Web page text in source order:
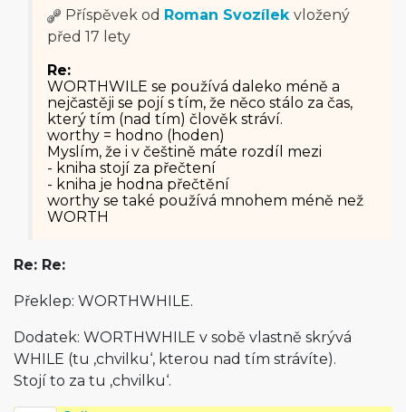
Příspěvek od Roman Svozílek vložený
před 17 lety
Re:
WORTHWILE se používá daleko méně a
nejčastěji se pojí s tím, že něco stálo za čas,
který tím (nad tím) člověk stráví.
worthy = hodno (hoden)
Myslím, že i v češtině máte rozdíl mezi
- kniha stojí za přečtení
- kniha je hodna přečtění
worthy se také používá mnohem méně než
WORTH
Re: Re:
Překlep: WORTHWHILE.
Dodatek: WORTHWHILE v sobě vlastně skrývá
WHILE (tu ‚chvilku‘, kterou nad tím strávíte).
Stojí to za tu ‚chvilku‘.